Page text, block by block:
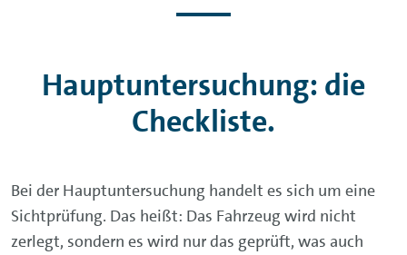
Hauptuntersuchung: die
Checkliste.
Bei der Hauptuntersuchung handelt es sich um eine
Sichtprüfung. Das heißt: Das Fahrzeug wird nicht
zerlegt, sondern es wird nur das geprüft, was auch